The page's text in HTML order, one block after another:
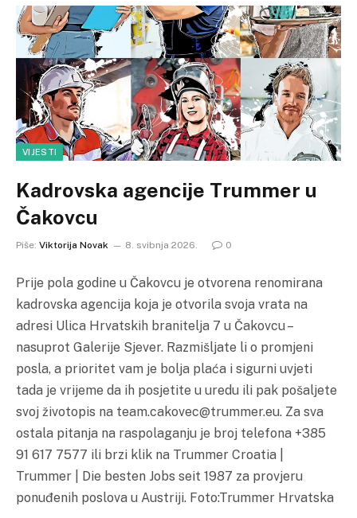
VIJESTI
Kadrovska agencije Trummer u
Čakovcu
Piše: Viktorija Novak 8. svibnja 2026. 0
Prije pola godine u Čakovcu je otvorena renomirana
kadrovska agencija koja je otvorila svoja vrata na
adresi Ulica Hrvatskih branitelja 7 u Čakovcu –
nasuprot Galerije Sjever. Razmišljate li o promjeni
posla, a prioritet vam je bolja plaća i sigurni uvjeti
tada je vrijeme da ih posjetite u uredu ili pak pošaljete
svoj životopis na team.cakovec@trummer.eu. Za sva
ostala pitanja na raspolaganju je broj telefona +385
91 617 7577 ili brzi klik na Trummer Croatia |
Trummer | Die besten Jobs seit 1987 za provjeru
ponuđenih poslova u Austriji. Foto:Trummer Hrvatska